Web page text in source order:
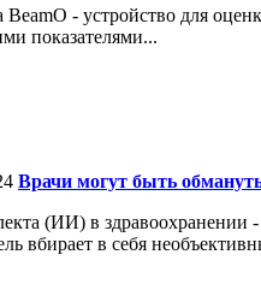
- устройство для
показателями...
Врачи могут быть
(ИИ) в
вбирает в себя